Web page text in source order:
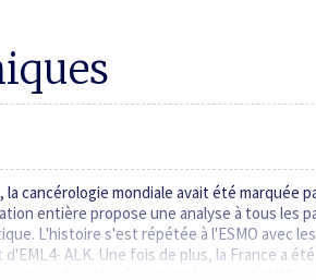
cancérologie mondiale avait été marquée
entière propose une analyse à tous les
L'histoire s'est répétée à l'ESMO avec
ALK. Une fois de plus, la France a